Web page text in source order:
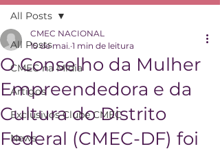
All Posts
CMEC na Mídia
Artigos
Exclusivos Clube CMEC
News
All Posts
O Conselho da Mulher
Empreendedora e da
Cultura do Distrito
Federal (CMEC-DF) foi
CMEC NACIONAL
15 de mai. 1 min de leitura